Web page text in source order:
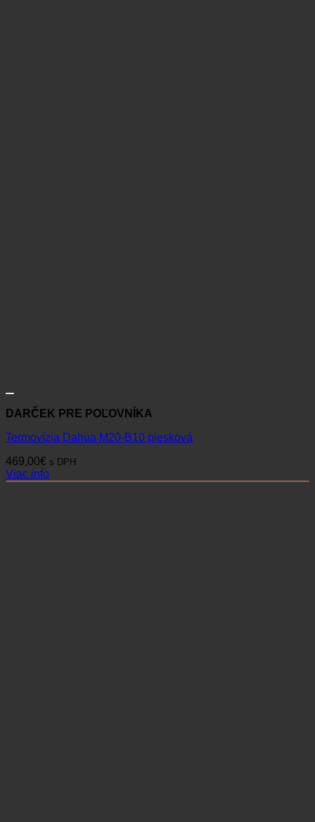
DARČEK PRE POĽOVNÍKA
Termovízia Dahua M20-B10 piesková
469,00€ s DPH
Viac info